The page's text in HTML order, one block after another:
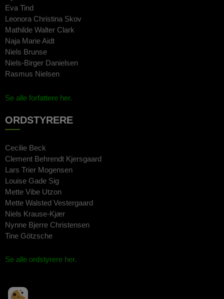
Eva Tind
Leonora Christina Skov
Mathilde Walter Clark
Naja Marie Aidt
Niels Brunse
Niels-Birger Danielsen
Rasmus Nielsen
Se alle forfattere her.
ORDSTYRERE
Cecilie Beck
Clement Behrendt Kjersgaard
Lars Trier Mogensen
Louise Gade Sig
Mette Vibe Utzon
Mette Walsted Vestergaard
Niels Krause-Kjær
Nynne Bjerre Christensen
Tine Götzsche
Se alle ordstyrere her.